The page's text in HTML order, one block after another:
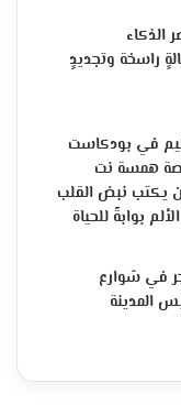
الذكاء
راسخة وتجديدٍ
في بودكاست
همسة نت
يكتب نبض القلب
بوابةً للحياة
في شوارع
المدينة